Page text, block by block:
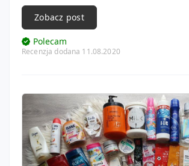
Maseczka sprawdziła się u mnie mega! W
zmywania tego kosmetyku z włosów już
włosy nie są poplątane, co niekiedy się
typu produktach. Gdy wyschły od razu
więc mega, szczególnie przy moich
Już wiem, że będę często po nią sięgać,
cudowna.
Zobacz post
Polecam
Recenzja dodana 11.08.2020